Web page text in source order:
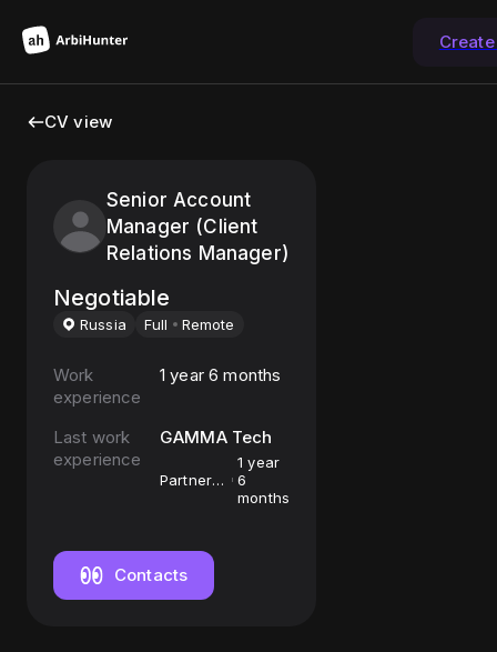
CV view
Senior Account
Manager (Client
Relations Manager)
Negotiable
Russia Full Remote
Work
experience
1 year 6 months
Last work
experience
GAMMA Tech
Partner
1 year
6
months
Contacts